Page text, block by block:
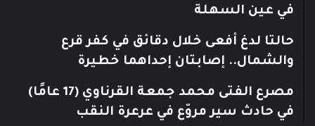
في عين السهلة
حالتا لدغ أفعى خلال دقائق في كفر قرع
والشمال.. إصابتان إحداهما خطيرة
مصرع الفتى محمد جمعة القرناوي (17 عامًا)
في حادث سير مروّع في عرعرة النقب